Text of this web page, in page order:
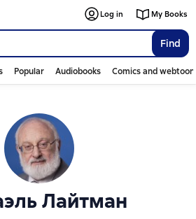
Find
Log in My Books
Popular Audiobooks Comics and
Лайтман